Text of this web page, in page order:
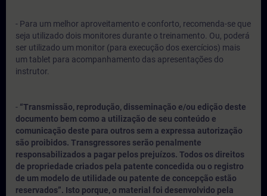
- Para um melhor aproveitamento e conforto, recomenda-se que
seja utilizado dois monitores durante o treinamento. Ou, poderá
ser utilizado um monitor (para execução dos exercícios) mais
um tablet para acompanhamento das apresentações do
instrutor.
- “Transmissão, reprodução, disseminação e/ou edição deste
documento bem como a utilização de seu conteúdo e
comunicação deste para outros sem a expressa autorização
são proibidos. Transgressores serão penalmente
responsabilizados a pagar pelos prejuízos. Todos os direitos
de propriedade criados pela patente concedida ou o registro
de um modelo de utilidade ou patente de concepção estão
reservados”. Isto porque, o material foi desenvolvido pela